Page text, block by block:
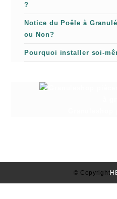
?
Notice du Poêle à
ou Non?
Pourquoi installer soi-
© Copyright